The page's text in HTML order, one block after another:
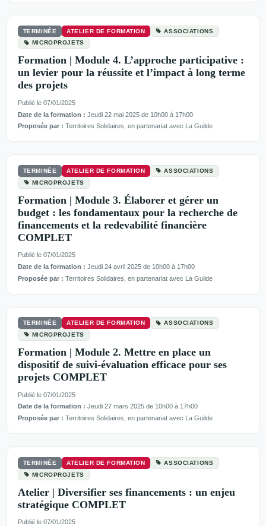
TERMINÉE ATELIER DE FORMATION
ASSOCIATIONS
MICROPROJETS
Formation | Module 4. L’approche participative :
un levier pour la réussite et l’impact à long terme
des projets
Publié le 07/01/2025
Date de la formation : Jeudi 22 mai 2025 de 10h00 à 17h00
Proposée par : Territoires Solidaires, en partenariat avec La Guilde
TERMINÉE ATELIER DE FORMATION
ASSOCIATIONS
MICROPROJETS
Formation | Module 3. Élaborer et gérer un
budget : les fondamentaux pour la recherche de
financements et la redevabilité financière
COMPLET
Publié le 07/01/2025
Date de la formation : Jeudi 24 avril 2025 de 10h00 à 17h00
Proposée par : Territoires Solidaires, en partenariat avec La Guilde
TERMINÉE ATELIER DE FORMATION
ASSOCIATIONS
MICROPROJETS
Formation | Module 2. Mettre en place un
dispositif de suivi-évaluation efficace pour ses
projets COMPLET
Publié le 07/01/2025
Date de la formation : Jeudi 27 mars 2025 de 10h00 à 17h00
Proposée par : Territoires Solidaires, en partenariat avec La Guilde
TERMINÉE ATELIER DE FORMATION
ASSOCIATIONS
MICROPROJETS
Atelier | Diversifier ses financements : un enjeu
stratégique COMPLET
Publié le 07/01/2025